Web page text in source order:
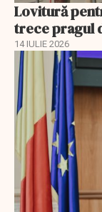
Lovitură
trece pragul
14 IULIE 2026